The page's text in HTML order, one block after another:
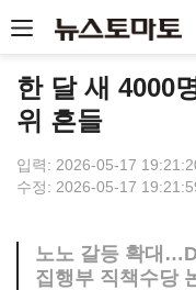
한 달 새 4000
위 흔들
입력: 2026-05-17
수정: 2026-05-17
노노 갈등 확대
집행부 직책수당